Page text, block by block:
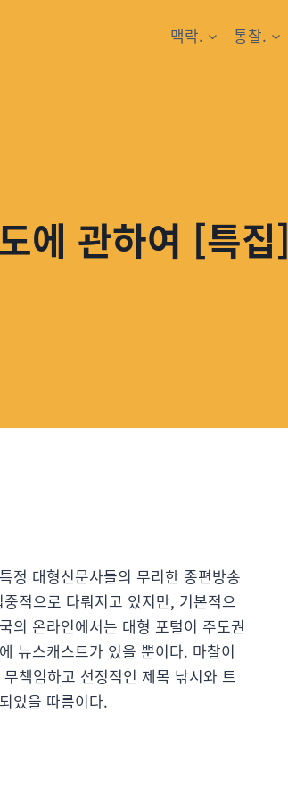
맥락. 통찰.
에 관하여 [특집]
정 대형신문사들의 무리한 종편방송
적으로 다뤄지고 있지만, 기본적으
의 온라인에서는 대형 포털이 주도권
뉴스캐스트가 있을 뿐이다. 마찰이
책임하고 선정적인 제목 낚시와 트
었을 따름이다.